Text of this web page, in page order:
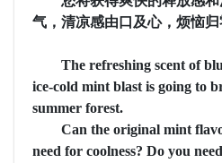
气，清凉感由口及心，烦恼归
The refreshing scent of
ice-cold mint blast is going to
summer forest.
Can the original mint
need for coolness? Do you